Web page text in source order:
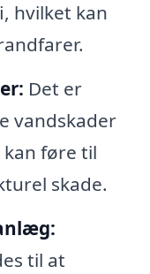
hvilket kan
Det er
vandskader
føre til
skade.
til at